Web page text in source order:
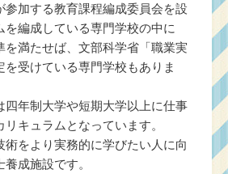
参加する教育課程編成委員会を設
を編成している専門学校の中に
を満たせば、文部科学省「職業実
を受けている専門学校もありま
四年制大学や短期大学以上に仕事
キュラムとなっています。
術をより実務的に学びたい人に向
成施設です。